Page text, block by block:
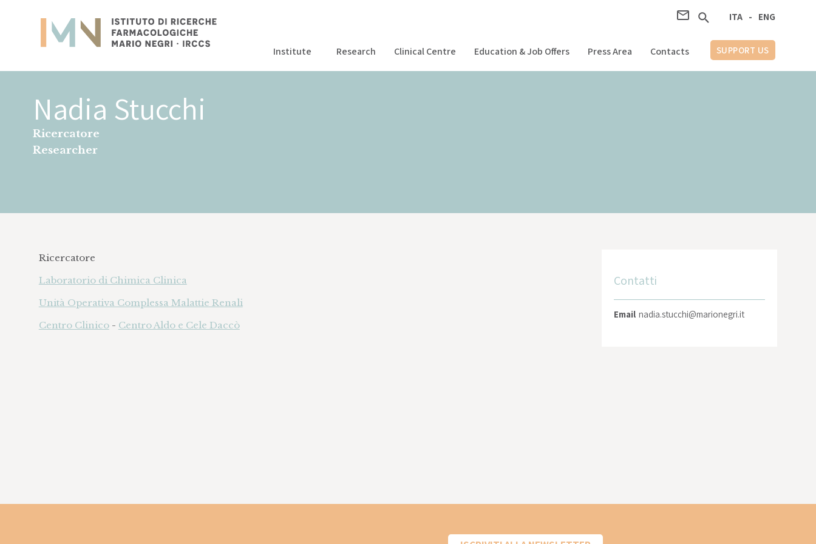
ENG
-
ITA
Centro Clinico Formazione & Posizioni aperte Magazine Area Stampa Contatti AIUTA LA RICERCA
ENG
-
ITA
Institute Research Clinical Centre Education & Job Offers Press Area Contacts SUPPORT US
Nadia Stucchi
Ricercatore
Researcher
Ricercatore
Laboratorio di Chimica Clinica
Unità Operativa Complessa Malattie Renali
Centro Clinico- Centro Aldo e Cele Daccò
Contatti
Email nadia.stucchi@marionegri.it